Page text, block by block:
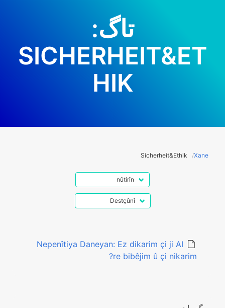
تاگ:
SICHERHEIT&ET
HIK
Xane
Sicherheit&Ethik
Nepenîtiya Daneyan: Ez dikarim çi ji AI
re bibêjim û çi nikarim?